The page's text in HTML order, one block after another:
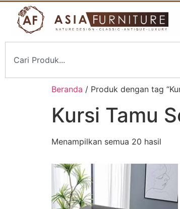
Beranda / Produk dengan tag
Kursi Tamu
Menampilkan semua 20 hasil